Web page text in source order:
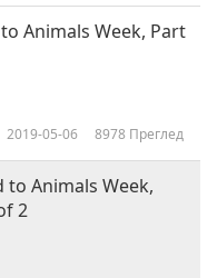
Animals Week, Part
2019-05-06 8978 Преглед
to Animals Week,
2